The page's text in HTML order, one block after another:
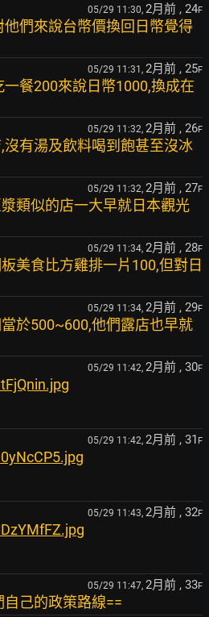
05/29 11:30, 2月前 , 24F
們來說台幣價換回日幣覺得
05/29 11:31, 2月前 , 25F
餐200來說日幣1000,換成在
05/29 11:32, 2月前 , 26F
有湯及飲料喝到飽甚至沒冰
05/29 11:32, 2月前 , 27F
類似的店一大早就日本觀光
05/29 11:34, 2月前 , 28F
美食比方雞排一片100,但對日
05/29 11:34, 2月前 , 29F
於500~600,他們露店也早就
05/29 11:42, 2月前 , 30F
05/29 11:42, 2月前 , 31 F
05/29 11:43, 2月前 , 32F
05/29 11:47, 2月前 , 33F
己的政策路線==